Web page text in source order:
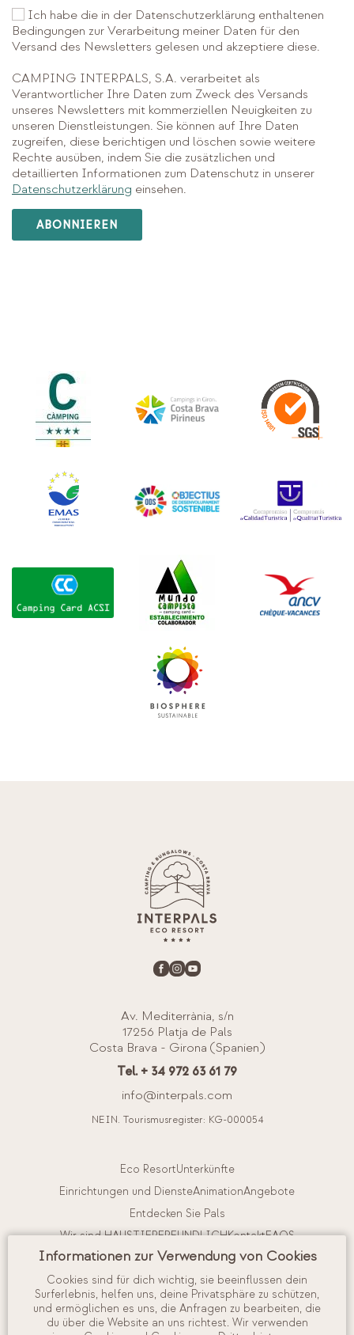
Ich habe die in der Datenschutzerklärung enthaltenen
Bedingungen zur Verarbeitung meiner Daten für den
Versand des Newsletters gelesen und akzeptiere diese.
CAMPING INTERPALS, S.A. verarbeitet als
Verantwortlicher Ihre Daten zum Zweck des Versands
unseres Newsletters mit kommerziellen Neuigkeiten zu
unseren Dienstleistungen. Sie können auf Ihre Daten
zugreifen, diese berichtigen und löschen sowie weitere
Rechte ausüben, indem Sie die zusätzlichen und
detaillierten Informationen zum Datenschutz in unserer
Datenschutzerklärung einsehen.
ABONNIEREN
Av. Mediterrània, s/n
17256 Platja de Pals
Costa Brava - Girona (Spanien)
Tel. + 34 972 63 61 79
info@interpals.com
NEIN. Tourismusregister: KG-000054
Eco ResortUnterkünfte
Einrichtungen und DiensteAnimationAngebote
Entdecken Sie Pals
Wir sind HAUSTIERFREUNDLICHKontaktFAQS
Buchungsbedingungen
Reiserücktrittsversicherung
Interne Vorschriften Arbeite mit uns
Informationen zur Verwendung von Cookies
Cookies sind für dich wichtig, sie beeinflussen dein
Surferlebnis, helfen uns, deine Privatsphäre zu schützen,
und ermöglichen es uns, die Anfragen zu bearbeiten, die
du über die Website an uns richtest. Wir verwenden